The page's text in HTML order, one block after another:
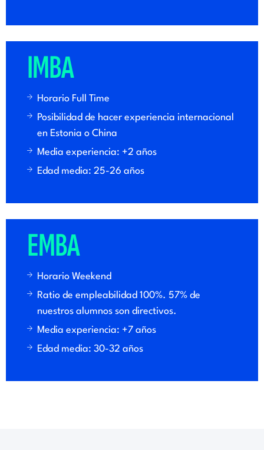
IMBA
Horario Full Time
Posibilidad de hacer experiencia internacional
en Estonia o China
Media experiencia: +2 años
Edad media: 25-26 años
EMBA
Horario Weekend
Ratio de empleabilidad 100%. 57% de
nuestros alumnos son directivos.
Media experiencia: +7 años
Edad media: 30-32 años